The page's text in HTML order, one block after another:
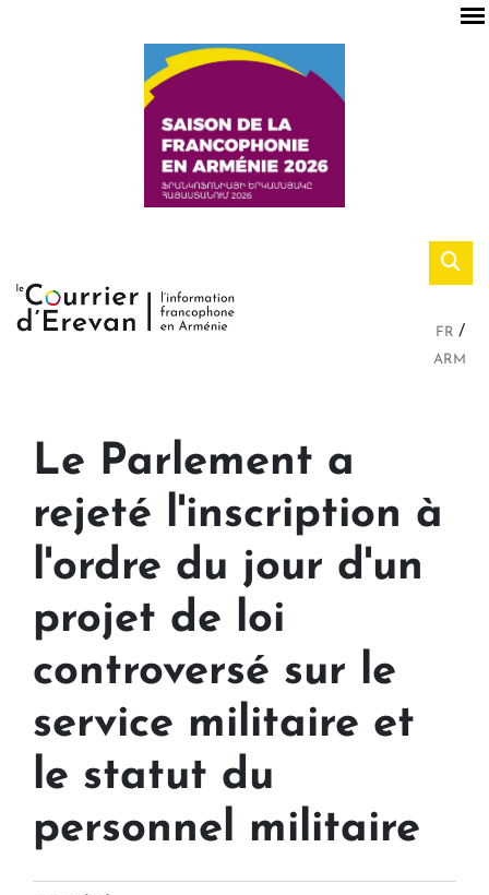
FR
ARM
Le Parlement a
rejeté l'inscription à
l'ordre du jour d'un
projet de loi
controversé sur le
service militaire et
le statut du
personnel militaire